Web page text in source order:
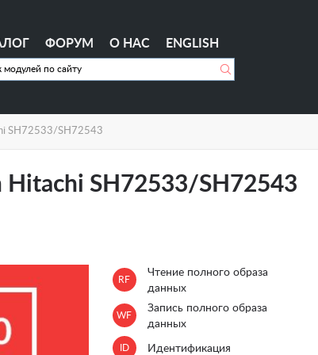
ФОРУМ О НАС ENGLISH
SH72533/SH72543
Hitachi SH72533/SH72543
RF
Чтение полного образа
данных
WF
Запись полного образа
данных
ID Идентификация